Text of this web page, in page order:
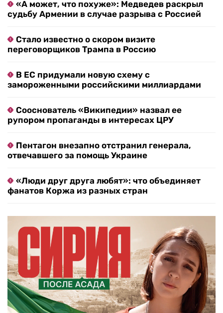
«А может, что похуже»: Медведев раскрыл
судьбу Армении в случае разрыва с Россией
Стало известно о скором визите
переговорщиков Трампа в Россию
В ЕС придумали новую схему с
замороженными российскими миллиардами
Сооснователь «Википедии» назвал ее
рупором пропаганды в интересах ЦРУ
Пентагон внезапно отстранил генерала,
отвечавшего за помощь Украине
«Люди друг друга любят»: что объединяет
фанатов Коржа из разных стран